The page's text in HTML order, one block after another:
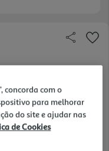
concorda com o
para melhorar
do site e ajudar nas
de Cookies